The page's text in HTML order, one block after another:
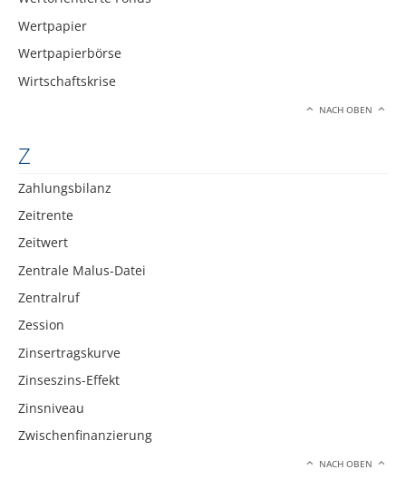
Wertpapier
Wertpapierbörse
Wirtschaftskrise
NACH OBEN
Z
Zahlungsbilanz
Zeitrente
Zeitwert
Zentrale Malus-Datei
Zentralruf
Zession
Zinsertragskurve
Zinseszins-Effekt
Zinsniveau
Zwischenfinanzierung
NACH OBEN